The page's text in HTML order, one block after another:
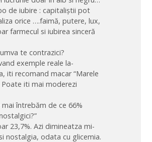
de iubire : capitaliștii pot
orice ….faimă, putere, lux,
farmecul si iubirea sinceră
te contrazici?
exemple reale la-
iti recomand macar “Marele
Poate iti mai moderezi
mai întrebăm de ce 66%
23,7%. Azi dimineatza mi-
nostalgia, odata cu glicemia.